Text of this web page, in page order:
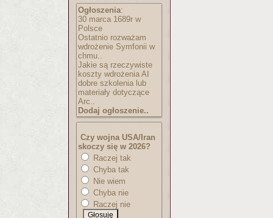
Ogłoszenia:
30 marca 1689r w
Polsce
Ostatnio rozważam
wdrożenie Symfonii w
chmu..
Jakie są rzeczywiste
koszty wdrożenia AI
dobre szkolenia lub
materiały dotyczące
Arc..
Dodaj ogłoszenie..
Czy wojna USA/Iran
skoczy się w 2026?
Raczej tak
Chyba tak
Nie wiem
Chyba nie
Raczej nie